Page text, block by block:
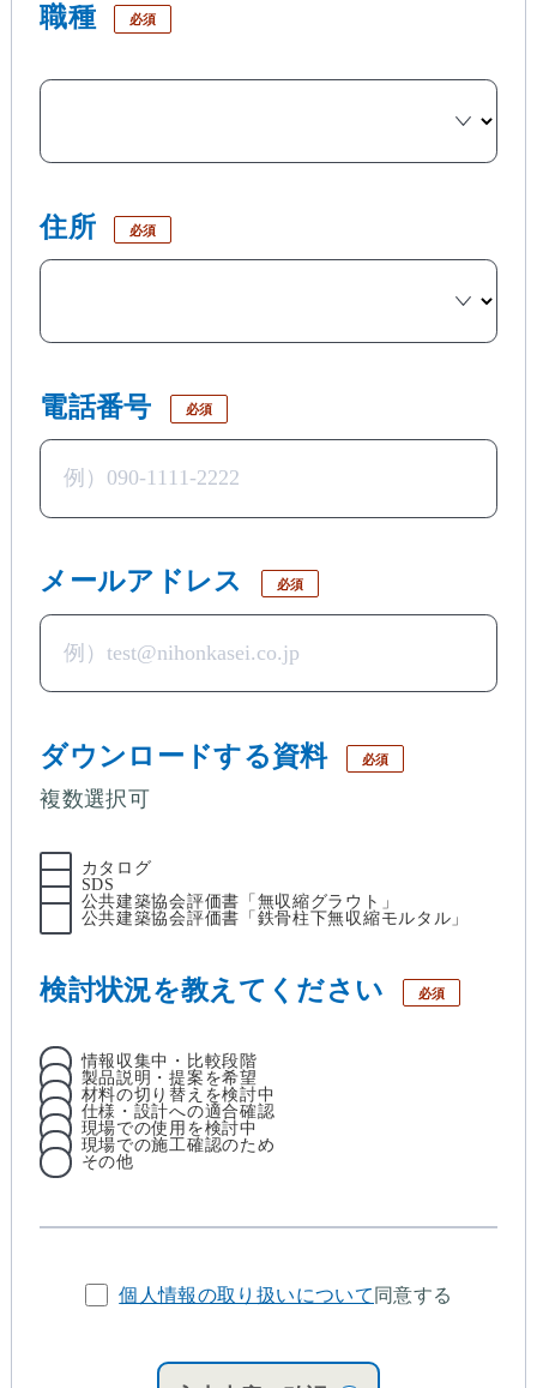
職種 必須
住所 必須
電話番号 必須
メールアドレス 必須
ダウンロードする資料 必須
複数選択可
カタログ
SDS
公共建築協会評価書「無収縮グラウト」
公共建築協会評価書「鉄骨柱下無収縮モルタル」
検討状況を教えてください 必須
情報収集中・比較段階
製品説明・提案を希望
材料の切り替えを検討中
仕様・設計への適合確認
現場での使用を検討中
現場での施工確認のため
その他
個人情報の取り扱いについて 同意する